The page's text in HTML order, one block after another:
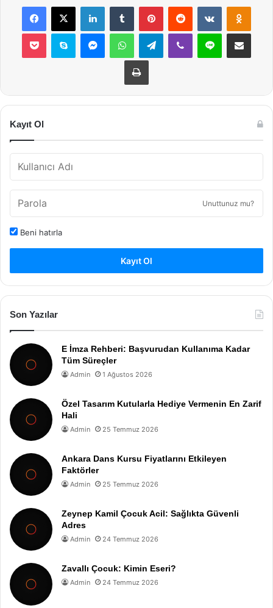
Facebook
X LinkedInTumblr PinterestReddit VKontakte
Pocket Skype MessengerWhatsAppTelegramViber Line E-Posta ile
Yazdır
Kayıt Ol
Unuttunuz mu?
Beni hatırla
Kayıt Ol
Son Yazılar
E İmza Rehberi: Başvurudan Kullanıma Kadar
Tüm Süreçler
Admin 1 Ağustos 2026
Özel Tasarım Kutularla Hediye Vermenin En Zarif
Hali
Admin 25 Temmuz 2026
Ankara Dans Kursu Fiyatlarını Etkileyen
Faktörler
Admin 25 Temmuz 2026
Zeynep Kamil Çocuk Acil: Sağlıkta Güvenli
Adres
Admin 24 Temmuz 2026
Zavallı Çocuk: Kimin Eseri?
Admin 24 Temmuz 2026